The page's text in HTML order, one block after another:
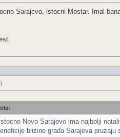
Sarajevo, istocni Mostar. Imal
la:
Novo Sarajevo ima najbolji
blizine grada Sarajeva